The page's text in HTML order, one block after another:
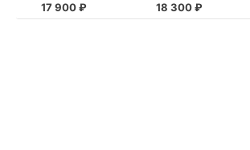
17 900 ₽ 18 300 ₽